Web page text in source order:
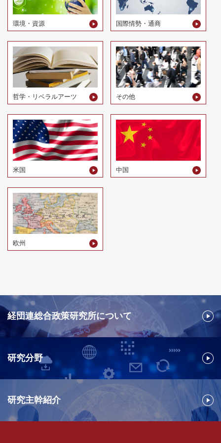
環境・資源 国際情勢・通商
哲学・リベラルアーツ その他
米国 中国
欧州
経団連総合政策研究所について
研究分野
研究主幹紹介